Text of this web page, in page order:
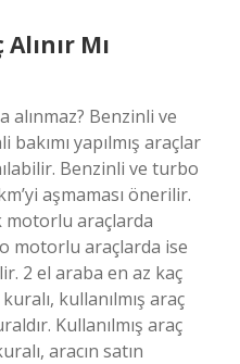
Mı
alınmaz? Benzinli ve
yapılmış araçlar
Benzinli ve turbo
aşmaması önerilir.
motorlu araçlarda
motorlu araçlarda ise
2 el araba en az kaç
kullanılmış araç
Kullanılmış araç
aracın satın